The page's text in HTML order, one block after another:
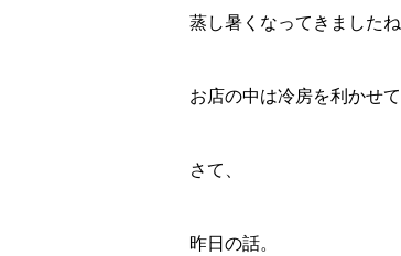
蒸し暑くなってきましたね
お店の中は冷房を利かせて
さて、
昨日の話。